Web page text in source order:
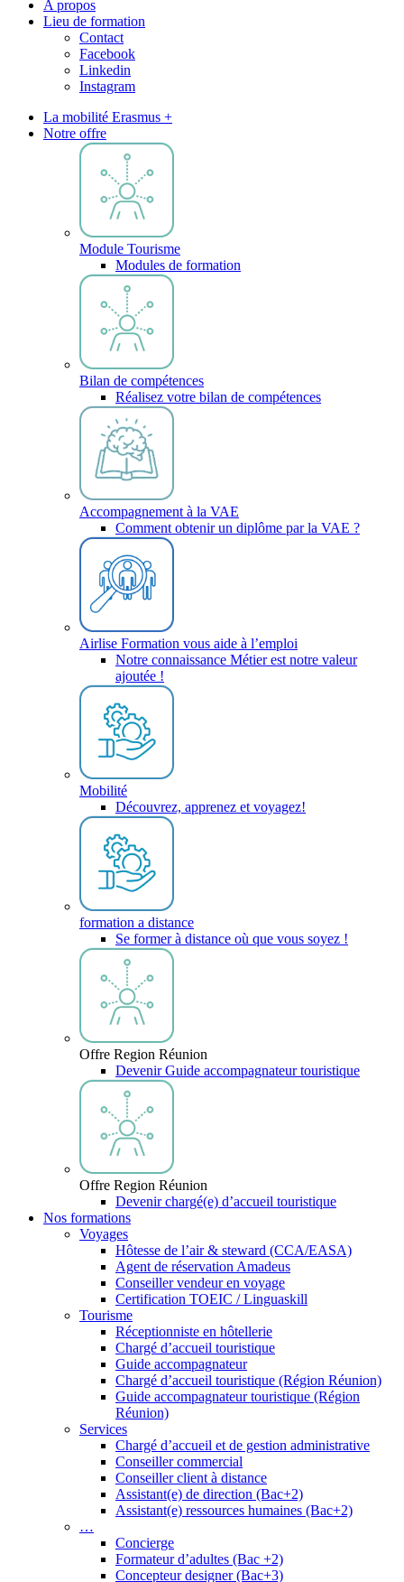
A propos
Lieu de formation
Contact
Facebook
Linkedin
Instagram
La mobilité Erasmus +
Notre offre
Module Tourisme
Modules de formation
Bilan de compétences
Réalisez votre bilan de compétences
Accompagnement à la VAE
Comment obtenir un diplôme par la VAE ?
Airlise Formation vous aide à l’emploi
Notre connaissance Métier est notre valeur
ajoutée !
Mobilité
Découvrez, apprenez et voyagez!
formation a distance
Se former à distance où que vous soyez !
Offre Region Réunion
Devenir Guide accompagnateur touristique
Offre Region Réunion
Devenir chargé(e) d’accueil touristique
Nos formations
Voyages
Hôtesse de l’air & steward (CCA/EASA)
Agent de réservation Amadeus
Conseiller vendeur en voyage
Certification TOEIC / Linguaskill
Tourisme
Réceptionniste en hôtellerie
Chargé d’accueil touristique
Guide accompagnateur
Chargé d’accueil touristique (Région Réunion)
Guide accompagnateur touristique (Région
Réunion)
Services
Chargé d’accueil et de gestion administrative
Conseiller commercial
Conseiller client à distance
Assistant(e) de direction (Bac+2)
Assistant(e) ressources humaines (Bac+2)
…
Concierge
Formateur d’adultes (Bac +2)
Concepteur designer (Bac+3)